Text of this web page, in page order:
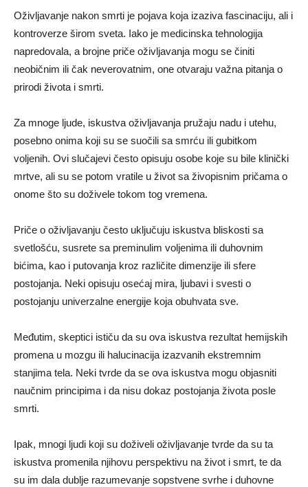
Oživljavanje nakon smrti je pojava koja izaziva fascinaciju, ali i
kontroverze širom sveta. Iako je medicinska tehnologija
napredovala, a brojne priče oživljavanja mogu se činiti
neobičnim ili čak neverovatnim, one otvaraju važna pitanja o
prirodi života i smrti.
Za mnoge ljude, iskustva oživljavanja pružaju nadu i utehu,
posebno onima koji su se suočili sa smrću ili gubitkom
voljenih. Ovi slučajevi često opisuju osobe koje su bile klinički
mrtve, ali su se potom vratile u život sa živopisnim pričama o
onome što su doživele tokom tog vremena.
Priče o oživljavanju često uključuju iskustva bliskosti sa
svetlošću, susrete sa preminulim voljenima ili duhovnim
bićima, kao i putovanja kroz različite dimenzije ili sfere
postojanja. Neki opisuju osećaj mira, ljubavi i svesti o
postojanju univerzalne energije koja obuhvata sve.
Međutim, skeptici ističu da su ova iskustva rezultat hemijskih
promena u mozgu ili halucinacija izazvanih ekstremnim
stanjima tela. Neki tvrde da se ova iskustva mogu objasniti
naučnim principima i da nisu dokaz postojanja života posle
smrti.
Ipak, mnogi ljudi koji su doživeli oživljavanje tvrde da su ta
iskustva promenila njihovu perspektivu na život i smrt, te da
su im dala dublje razumevanje sopstvene svrhe i duhovne